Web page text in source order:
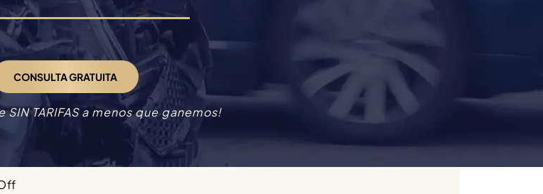
CONSULTA GRATUITA
SIN TARIFAS a menos que ganemos!